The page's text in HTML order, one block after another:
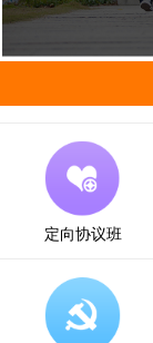
定向协议班